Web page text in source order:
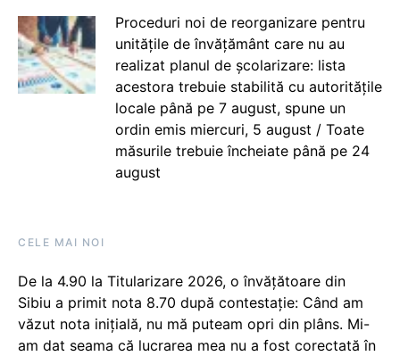
Proceduri noi de reorganizare pentru
unitățile de învățământ care nu au
realizat planul de școlarizare: lista
acestora trebuie stabilită cu autoritățile
locale până pe 7 august, spune un
ordin emis miercuri, 5 august / Toate
măsurile trebuie încheiate până pe 24
august
CELE MAI NOI
De la 4.90 la Titularizare 2026, o învățătoare din
Sibiu a primit nota 8.70 după contestație: Când am
văzut nota inițială, nu mă puteam opri din plâns. Mi-
am dat seama că lucrarea mea nu a fost corectată în